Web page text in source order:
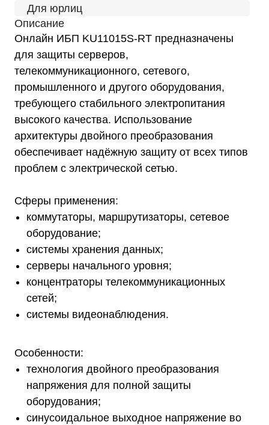
Для юрлиц
Описание
Онлайн ИБП KU11015S-RT предназначены
для защиты серверов,
телекоммуникационного, сетевого,
промышленного и другого оборудования,
требующего стабильного электропитания
высокого качества. Использование
архитектуры двойного преобразования
обеспечивает надёжную защиту от всех типов
проблем с электрической сетью.
Сферы применения:
коммутаторы, маршрутизаторы, сетевое
оборудование;
системы хранения данных;
серверы начального уровня;
концентраторы телекоммуникационных
сетей;
системы видеонаблюдения.
Особенности:
технология двойного преобразования
напряжения для полной защиты
оборудования;
синусоидальное выходное напряжение во